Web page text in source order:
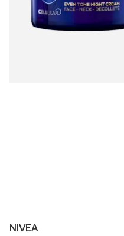
NIVEA